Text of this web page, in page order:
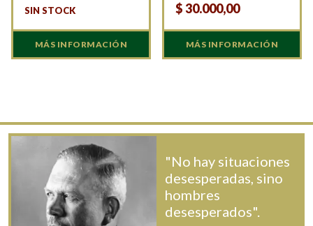
SIN STOCK
MÁS INFORMACIÓN
$30.000,00
MÁS INFORMACIÓN
"No hay situaciones
desesperadas, sino
hombres
desesperados".